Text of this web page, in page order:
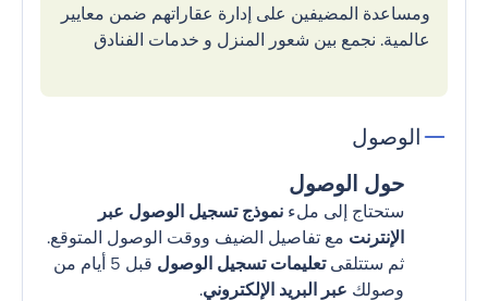
ومساعدة المضيفين على إدارة عقاراتهم ضمن معايير
عالمية. نجمع بين شعور المنزل و خدمات الفنادق
الوصول
حول الوصول
ستحتاج إلى ملء نموذج تسجيل الوصول عبر
الإنترنت مع تفاصيل الضيف ووقت الوصول المتوقع.
ثم ستتلقىتعليمات تسجيل الوصول
قبل 5 أيام من
وصولك عبر البريد الإلكتروني.